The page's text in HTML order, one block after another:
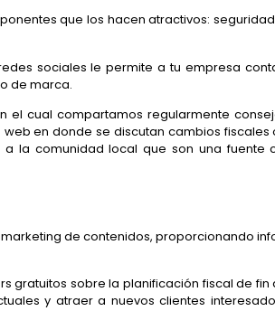
que los hacen atractivos:
sociales le permite a tu empresa
de marca.
el cual compartamos regularmente
en donde se discutan cambios
la comunidad local que son una fuente
de contenidos, proporcionando
gratuitos sobre la planificación fiscal de
y atraer a nuevos clientes